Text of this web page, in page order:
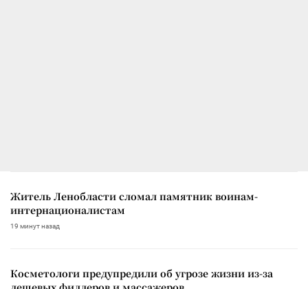
Житель Ленобласти сломал памятник воинам-
интернационалистам
19 минут назад
Косметологи предупредили об угрозе жизни из-за